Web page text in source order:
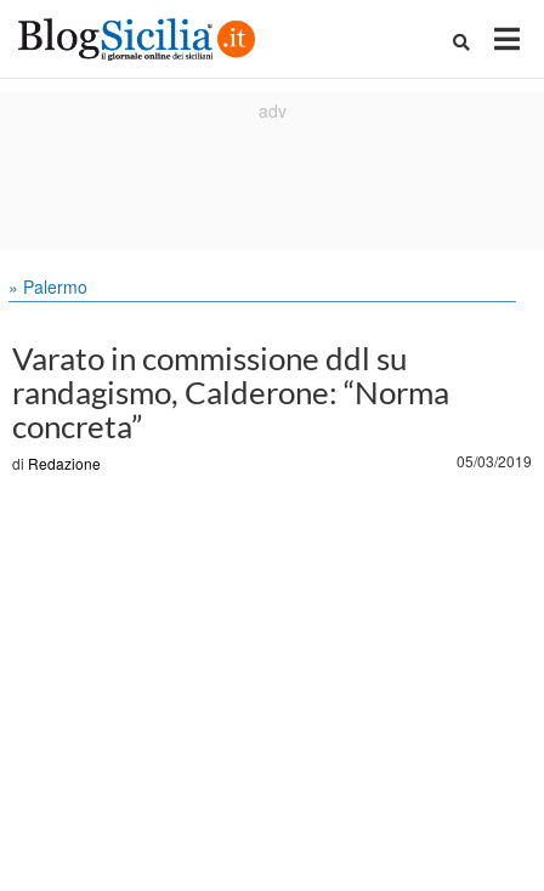
» Palermo
Varato in commissione ddl su
randagismo, Calderone: “Norma
concreta”
di Redazione 05/03/2019